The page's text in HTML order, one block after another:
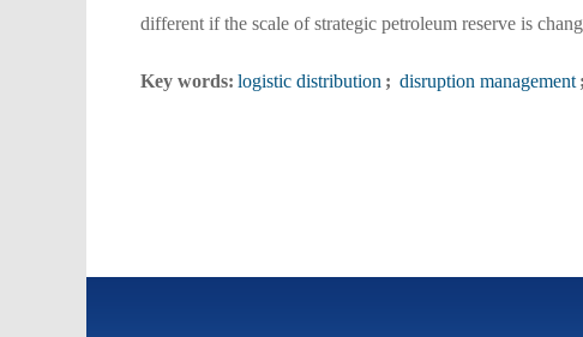
different if the scale of strategic petroleum reserve is
Key words: logistic distribution ; disruption management ;